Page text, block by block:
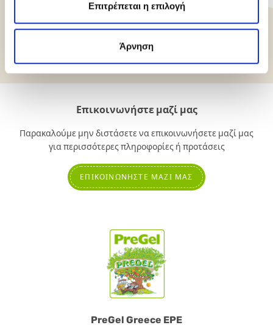
Επιτρέπεται η επιλογή
Άρνηση
ΝΈΑ
PreGel Greece EPE
Επικοινωνήστε μαζί μας
Παρακαλούμε μην διστάσετε να επικοινωνήσετε μαζί μας
για περισσότερες πληροφορίες ή προτάσεις
ΕΠΙΚΟΙΝΩΝΉΣΤΕ ΜΑΖΊ ΜΑΣ